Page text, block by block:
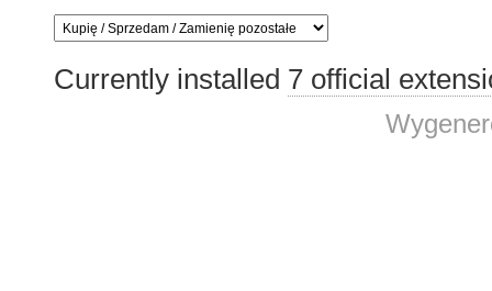
Currently installed 7 official